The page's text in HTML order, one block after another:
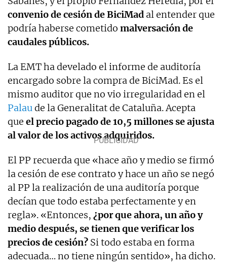
convenio de cesión de BiciMad al entender que
podría haberse cometido malversación de
caudales públicos.
La EMT ha develado el informe de auditoría
encargado sobre la compra de BiciMad. Es el
mismo auditor que no vio irregularidad en el
Palaude la Generalitat de Cataluña. Acepta
que el precio pagado de 10,5 millones se ajusta
al valor de los activos adquiridos.
El PP recuerda que «hace año y medio se firmó
la cesión de ese contrato y hace un año se negó
al PP la realización de una auditoría porque
decían que todo estaba perfectamente y en
regla». «Entonces, ¿por que ahora, un año y
medio después, se tienen que verificar los
precios de cesión? Si todo estaba en forma
adecuada… no tiene ningún sentido», ha dicho.